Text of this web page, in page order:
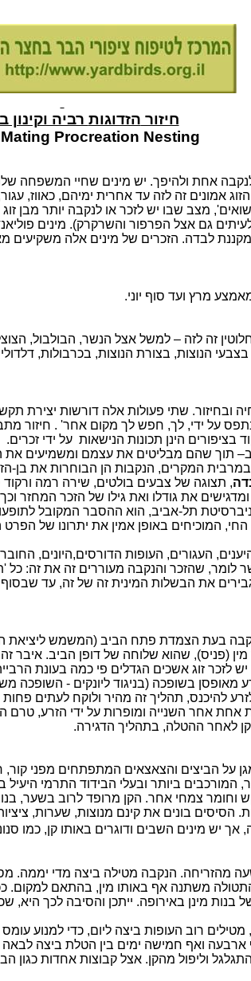
חיזור הזדוגות רביה וקינון
Procreation Nesting
אחת ולהיפך. יש מינים שחיי המשפחה
אמונים זה לזה עד אחרית ימיהם, כאווז, עגור
מצב שבו יש לזכר או לנקבה יותר מבן
גם אצל הפרפור והשרקרק). מינים
ומקננת לבדה. הזכרים של מינים אלה
מרץ ועד סוף יוני.
זה לזה – למשל אצל הנשר, הבולבול,
הנוצות, בצורת הנוצות, בכרבולות,
ובחיזור. שתי פעולות אלה דורשות יצירת
על ידי, לך, חפש לך מקום אחר' . חיזור
בציפורים הינן תכונות הנישאות על ידי זכרים.
תוך שהם מבליטים את עצמם ומשמיעים את
המקרים, הנקבות הן הבוחרות את בן-
, תצוגה של צבעים בולטים, שירה רמה
את גודלו ואת גילו של הזכר המחזר
תל-אביב, הוא ההסבר המקובל
המוכיחים באופן אמין את יתרונו של
העגורים, העופות הדורסים,היונים,
לומר, שהזכר והנקבה מעוררים זה את זה:
את הבשלות המינית זה של זה, עד שבסוף
הנקבה בעת הצמדת פתח הביב (המשמש
(פניס), שהוא שלוחה של דופן הביב. איבר זה
יש לזכר זוג אשכים הגדלים פי כמה בעונת
מאופסן בשופכה (בניגוד ליונקים - השופכה
להיכנס, תהליך זה מהיר ולוקח לעתים
אחת אחר השנייה ומופרות על ידי הזרע,
קן לאחר ההטלה, בתהליך הדגירה.
על הביצים והצאצאים המתפתחים מפני
ביותר ובעלי הבידוד התרמי היעיל
וחומר צמחי אחר. הקן מרופד לרוב בשער,
הסיסים בונים את קינם מנוצות, שערות,
יש מינים השבים ודוגרים באותו קן, כמו
מהזריחה. הנקבה מטילה ביצה מדי יממה.
משתנה אף באותו מין, בהתאם למקום.
בנות מינן באירופה. ייתכן והסיבה לכך היא,
רוב העופות ביצה ליום, כדי למנוע
ארבעה ואף חמישה ימים בין הטלת ביצה לבאה
וליפול מהקן. אצל קבוצות אחדות כגון